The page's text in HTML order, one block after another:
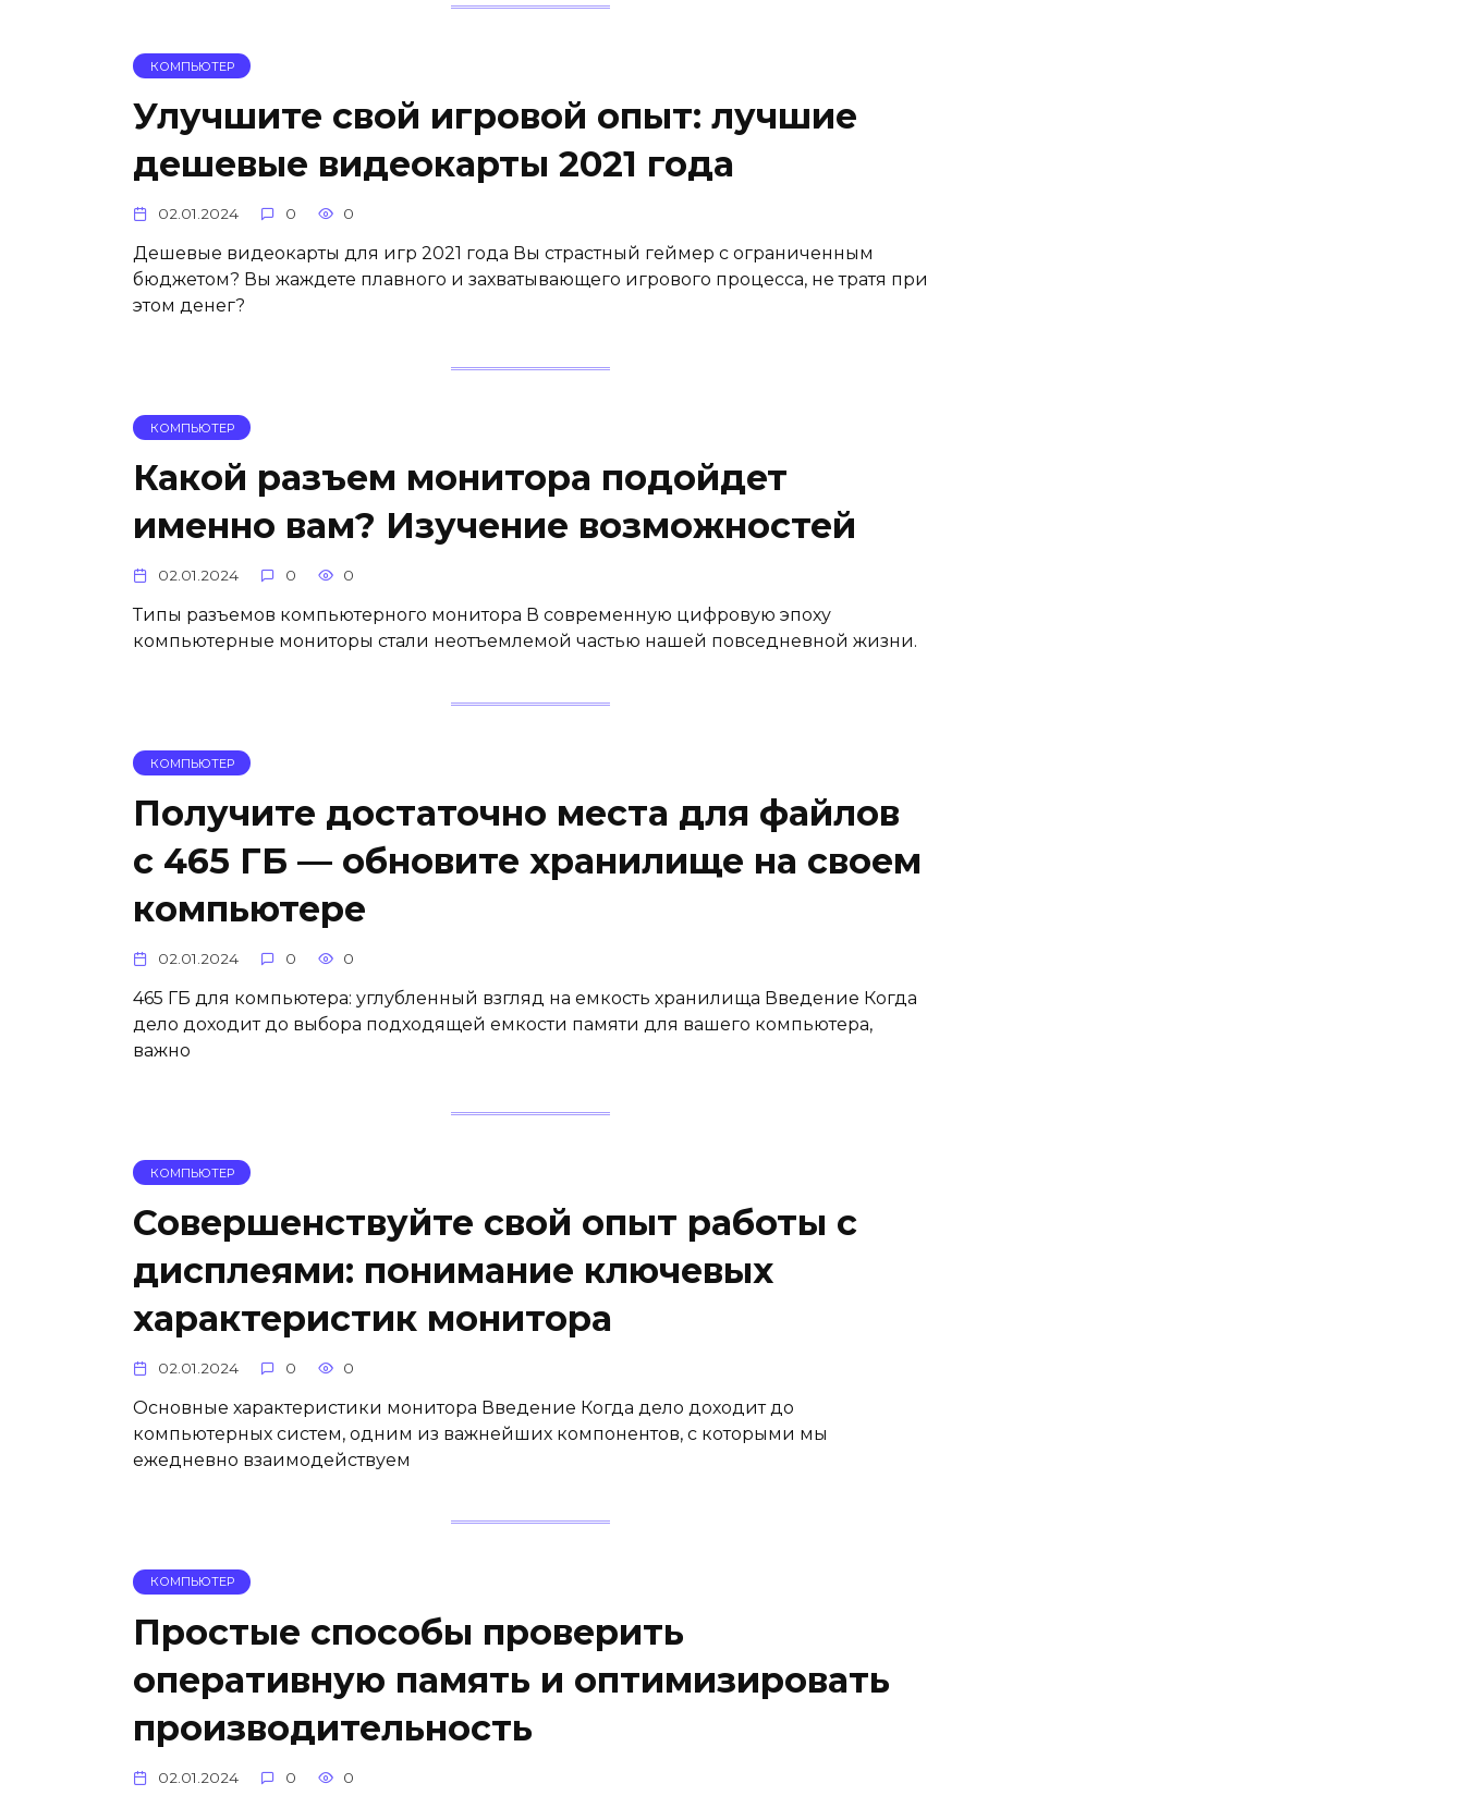
КОМПЬЮТЕР
Улучшите свой игровой опыт: лучшие
дешевые видеокарты 2021 года
02.01.2024 0 0
Дешевые видеокарты для игр 2021 года Вы страстный геймер с ограниченным
бюджетом? Вы жаждете плавного и захватывающего игрового процесса, не тратя при
этом денег?
КОМПЬЮТЕР
Какой разъем монитора подойдет
именно вам? Изучение возможностей
02.01.2024 0 0
Типы разъемов компьютерного монитора В современную цифровую эпоху
компьютерные мониторы стали неотъемлемой частью нашей повседневной жизни.
КОМПЬЮТЕР
Получите достаточно места для файлов
с 465 ГБ — обновите хранилище на своем
компьютере
02.01.2024 0 0
465 ГБ для компьютера: углубленный взгляд на емкость хранилища Введение Когда
дело доходит до выбора подходящей емкости памяти для вашего компьютера,
важно
КОМПЬЮТЕР
Совершенствуйте свой опыт работы с
дисплеями: понимание ключевых
характеристик монитора
02.01.2024 0 0
Основные характеристики монитора Введение Когда дело доходит до
компьютерных систем, одним из важнейших компонентов, с которыми мы
ежедневно взаимодействуем
КОМПЬЮТЕР
Простые способы проверить
оперативную память и оптимизировать
производительность
02.01.2024 0 0